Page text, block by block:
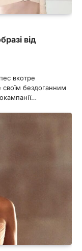
від
вкотре
своїм бездоганним